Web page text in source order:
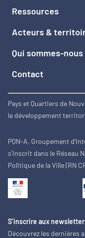
Ressources
Acteurs &
Qui sommes-nous
Contact
Pays et Quartiers de
le développement
PQN-A, Groupement
s'inscrit dans le Réseau
Politique de la Ville (RN
S’inscrire aux
Découvrez les dernières